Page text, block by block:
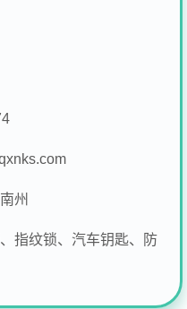
州
指纹锁、汽车钥匙、防